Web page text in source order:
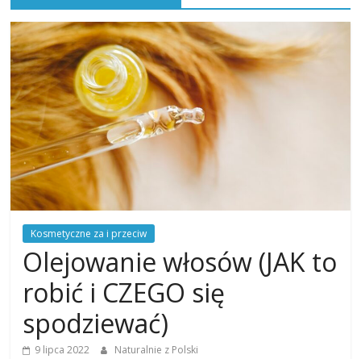
Kosmetyczne za i przeciw
Olejowanie włosów (JAK to
robić i CZEGO się
spodziewać)
9 lipca 2022 Naturalnie z Polski